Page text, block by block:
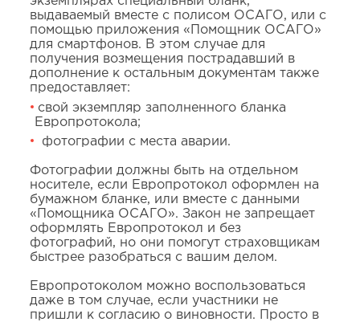
выдаваемый вместе с полисом ОСАГО, или с
помощью приложения «Помощник ОСАГО»
для смартфонов. В этом случае для
получения возмещения пострадавший в
дополнение к остальным документам также
предоставляет:
свой экземпляр заполненного бланка
Европротокола;
фотографии с места аварии.
Фотографии должны быть на отдельном
носителе, если Европротокол оформлен на
бумажном бланке, или вместе с данными
«Помощника ОСАГО». Закон не запрещает
оформлять Европротокол и без
фотографий, но они помогут страховщикам
быстрее разобраться с вашим делом.
Европротоколом можно воспользоваться
даже в том случае, если участники не
пришли к согласию о виновности. Просто в